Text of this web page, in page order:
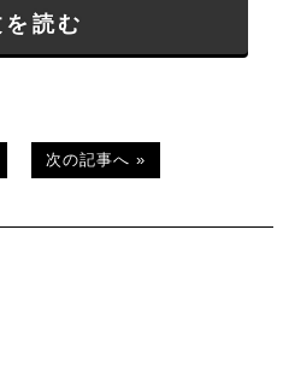
読む
次の記事へ »